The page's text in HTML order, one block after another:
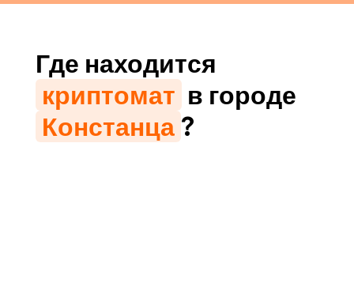
Где находится
криптомат в городе
Констанца ?